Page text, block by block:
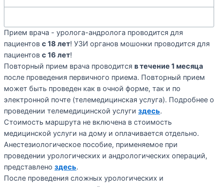
Прием врача - уролога-андролога проводится для
пациентов с 18 лет! УЗИ органов мошонки проводится для
пациентов с 16 лет!
Повторный прием врача проводится в течение 1 месяца
после проведения первичного приема. Повторный прием
может быть проведен как в очной форме, так и по
электронной почте (телемедицинская услуга). Подробнее о
проведении телемедицинской услуги здесь.
Стоимость маршрута не включена в стоимость
медицинской услуги на дому и оплачивается отдельно.
Анестезиологическое пособие, применяемое при
проведении урологических и андрологических операций,
представлено здесь.
После проведения сложных урологических и